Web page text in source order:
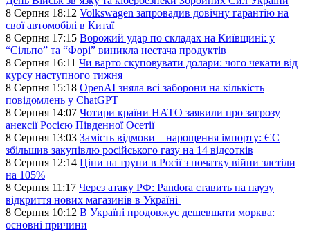
8 Серпня 18:12 Volkswagen запровадив довічну гарантію на
свої автомобілі в Китаї
8 Серпня 17:15 Ворожий удар по складах на Київщині: у
“Сільпо” та “Форі” виникла нестача продуктів
8 Серпня 16:11 Чи варто скуповувати долари: чого чекати від
курсу наступного тижня
8 Серпня 15:18 OpenAI зняла всі заборони на кількість
повідомлень у ChatGPT
8 Серпня 14:07 Чотири країни НАТО заявили про загрозу
анексії Росією Південної Осетії
8 Серпня 13:03 Замість відмови – нарощення імпорту: ЄС
збільшив закупівлю російського газу на 14 відсотків
8 Серпня 12:14 Ціни на труни в Росії з початку війни злетіли
на 105%
8 Серпня 11:17 Через атаку РФ: Pandora ставить на паузу
відкриття нових магазинів в Україні
8 Серпня 10:12 В Україні продовжує дешевшати морква:
основні причини